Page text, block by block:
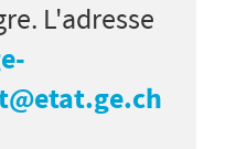
L'adresse